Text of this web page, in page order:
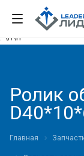
."\n \n"
Ролик
Главная